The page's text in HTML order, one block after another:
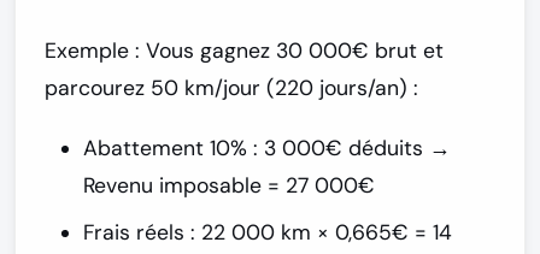
Exemple : Vous gagnez 30 000€ brut et
parcourez 50 km/jour (220 jours/an) :
Abattement 10% : 3 000€ déduits →
Revenu imposable = 27 000€
Frais réels : 22 000 km × 0,665€ = 14